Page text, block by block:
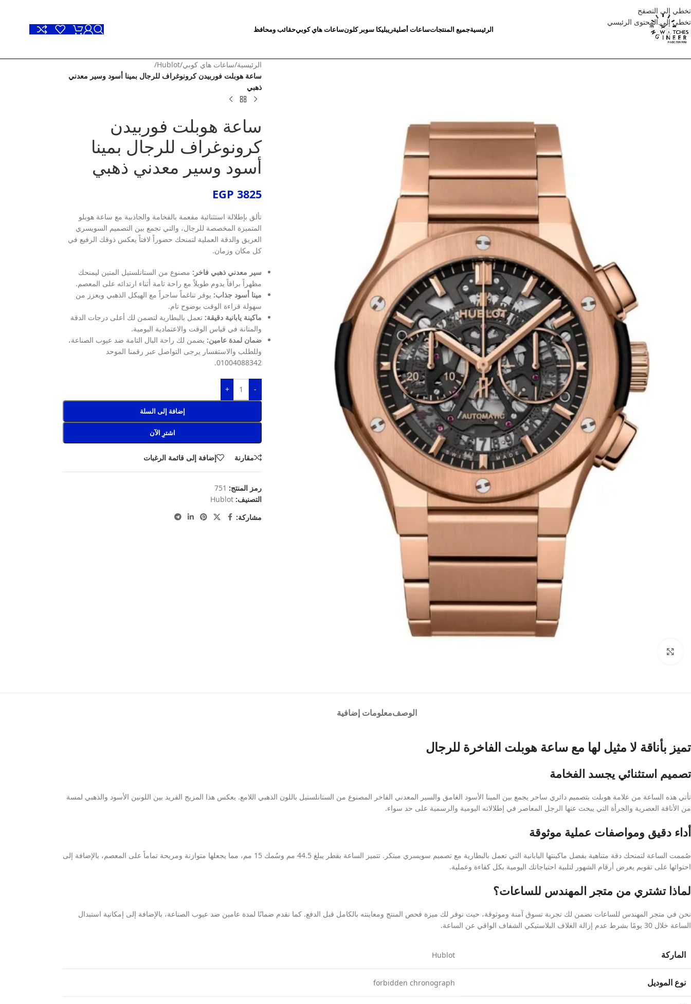
تخطي إلى التصفح
تخطي إلى المحتوى الرئيسي
الرئيسيةجميع المنتجاتساعات أصليةريبليكا سوبر كلونساعات هاي كوبيحقائب ومحافظ
الرئيسية/ساعات هاي كوبي/
Hublot
/
ساعة هوبلت فوربيدن كرونوغراف للرجال بمينا أسود وسير معدني
ذهبي
ساعة هوبلت فوربيدن
كرونوغراف للرجال بمينا
أسود وسير معدني ذهبي
EGP 3825
تألق بإطلالة استثنائية مفعمة بالفخامة والجاذبية مع ساعة هوبلو
المتميزة المخصصة للرجال، والتي تجمع بين التصميم السويسري
العريق والدقة العملية لتمنحك حضوراً لافتاً يعكس ذوقك الرفيع في
كل مكان وزمان.
سير معدني ذهبي فاخر: مصنوع من الستانلستيل المتين ليمنحك
مظهراً براقاً يدوم طويلاً مع راحة تامة أثناء ارتدائه على المعصم.
مينا أسود جذاب: يوفر تناغماً ساحراً مع الهيكل الذهبي ويعزز من
سهولة قراءة الوقت بوضوح تام.
ماكينة يابانية دقيقة: تعمل بالبطارية لتضمن لك أعلى درجات الدقة
والمتانة في قياس الوقت والاعتمادية اليومية.
ضمان لمدة عامين: يضمن لك راحة البال التامة ضد عيوب الصناعة،
وللطلب والاستفسار يرجى التواصل عبر رقمنا الموحد
01004088342.
-
+
إضافة إلى السلة
اشترِ الآن
مقارنة إضافة إلى قائمة الرغبات
رمز المنتج: 751
التصنيف: Hublot
مشاركة:
الوصفمعلومات إضافية
تميز بأناقة لا مثيل لها مع ساعة هوبلت الفاخرة للرجال
تصميم استثنائي يجسد الفخامة
تأتي هذه الساعة من علامة هوبلت بتصميم دائري ساحر يجمع بين المينا الأسود الغامق والسير المعدني الفاخر المصنوع من الستانلستيل باللون الذهبي اللامع. يعكس هذا المزيج الفريد بين اللونين الأسود والذهبي لمسة
من الأناقة العصرية والجرأة التي يبحث عنها الرجل المعاصر في إطلالاته اليومية والرسمية على حد سواء.
أداء دقيق ومواصفات عملية موثوقة
صُممت الساعة لتمنحك دقة متناهية بفضل ماكينتها اليابانية التي تعمل بالبطارية مع تصميم سويسري مبتكر. تتميز الساعة بقطر يبلغ 44.5 مم وسُمك 15 مم، مما يجعلها متوازنة ومريحة تماماً على المعصم، بالإضافة إلى
احتوائها على تقويم يعرض أرقام الشهور لتلبية احتياجاتك اليومية بكل كفاءة وعملية.
لماذا تشتري من متجر المهندس للساعات؟
نحن في متجر المهندس للساعات نضمن لك تجربة تسوق آمنة وموثوقة، حيث نوفر لك ميزة فحص المنتج ومعاينته بالكامل قبل الدفع. كما نقدم ضمانًا لمدة عامين ضد عيوب الصناعة، بالإضافة إلى إمكانية استبدال
الساعة خلال 30 يومًا بشرط عدم إزالة الغلاف البلاستيكي الشفاف الواقي عن الساعة.
الماركة Hublot
نوع الموديل forbidden chronograph